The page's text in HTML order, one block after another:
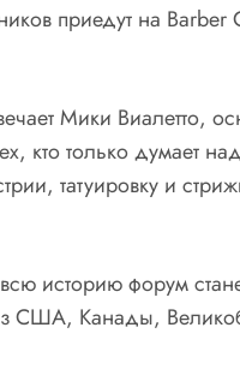
приедут на Barber
Мики Виалетто,
только думает
татуировку и
историю форум
из США, Канады,